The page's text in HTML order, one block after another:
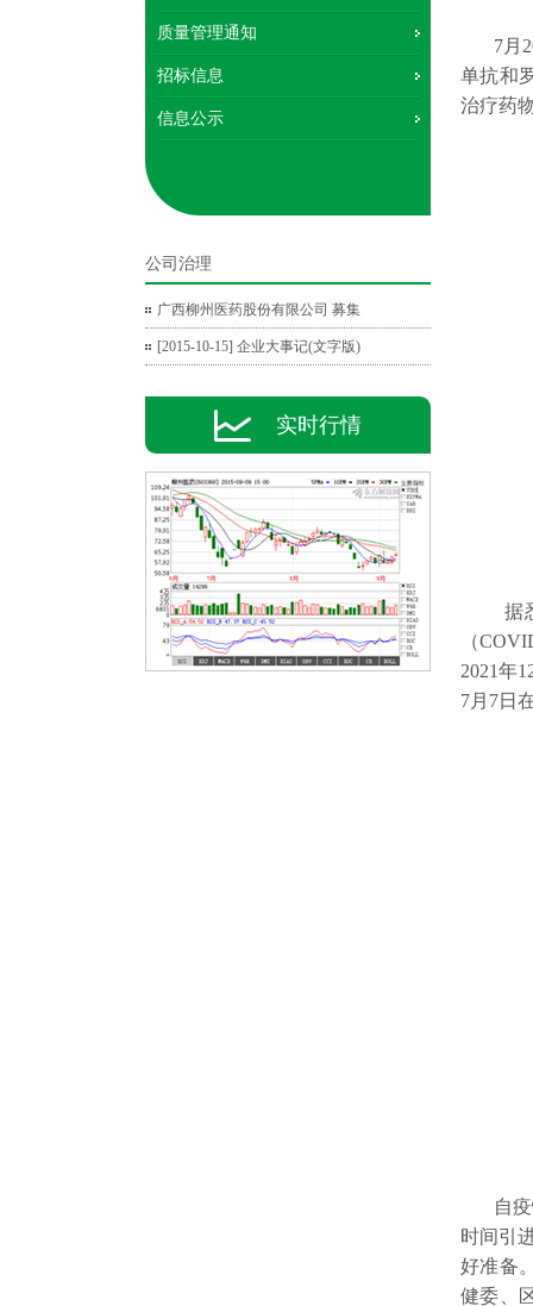
质量管理通知
招标信息
信息公示
公司治理
广西柳州医药股份有限公司 募集
[2015-10-15] 企业大事记(文字版)
实时行情
药物
7月20
单抗和
治疗药
据悉
（
2021年
7月7日
自疫
时间引
好准备
健委、